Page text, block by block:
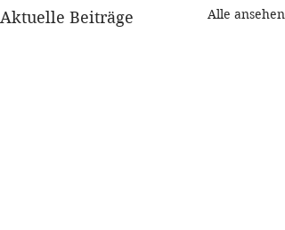
Aktuelle Beiträge Alle ansehen